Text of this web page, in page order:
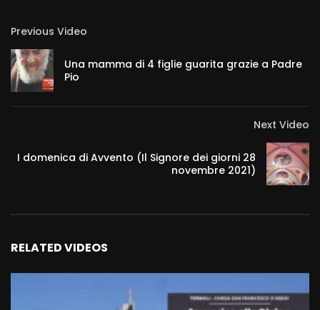
Previous Video
Una mamma di 4 figlie guarita grazie a Padre
Pio
Next Video
I domenica di Avvento (Il Signore dei giorni 28
novembre 2021)
RELATED VIDEOS